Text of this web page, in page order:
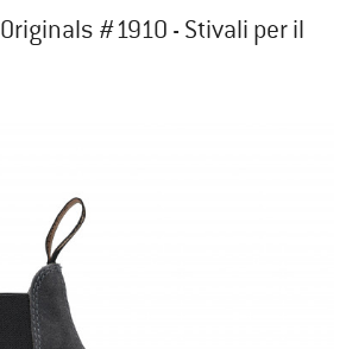
Originals #1910 - Stivali per il